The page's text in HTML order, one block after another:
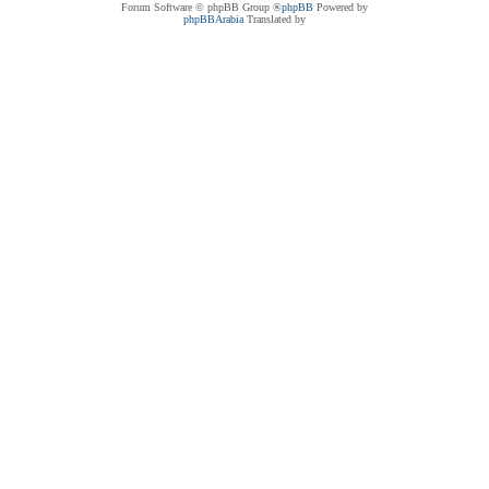
Powered by
phpBB
® Forum Software © phpBB Group
Translated by
phpBBArabia